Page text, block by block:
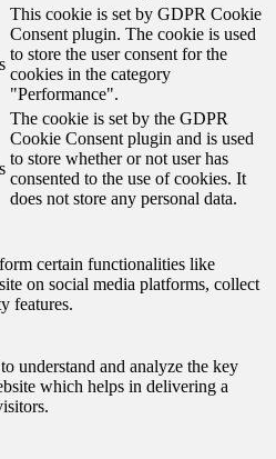
This cookie is set by GDPR Cookie
Consent plugin. The cookie is used
to store the user consent for the
cookies in the category
"Performance".
The cookie is set by the GDPR
Cookie Consent plugin and is used
to store whether or not user has
consented to the use of cookies. It
does not store any personal data.
certain functionalities like
on social media platforms, collect
features.
understand and analyze the key
which helps in delivering a